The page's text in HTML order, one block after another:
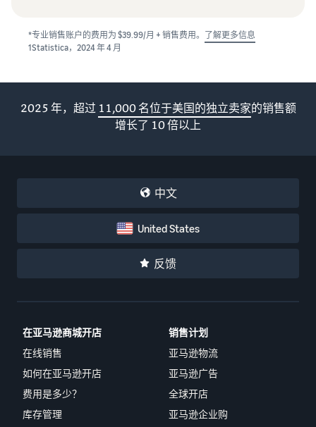
*专业销售账户的费用为 $39.99/月 + 销售费用。 了解更多信息
1Statistica，2024 年 4 月
2025 年，超过 11,000 名位于美国的独立卖家的销售额
增长了 10 倍以上
中文
United States
反馈
在亚马逊商城开店
在线销售
如何在亚马逊开店
费用是多少？
库存管理
销售计划
亚马逊物流
亚马逊广告
全球开店
亚马逊企业购